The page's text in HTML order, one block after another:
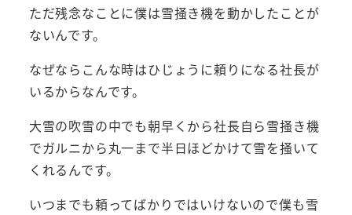
ただ残念なことに僕は雪掻き機を動かしたことが
ないんです。
なぜならこんな時はひじょうに頼りになる社長が
いるからなんです。
大雪の吹雪の中でも朝早くから社長自ら雪掻き機
でガルニから丸一まで半日ほどかけて雪を掻いて
くれるんです。
いつまでも頼ってばかりではいけないので僕も雪